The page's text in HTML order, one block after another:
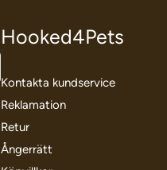
Hooked4Pets
Kontakta kundservice
Reklamation
Retur
Ångerrätt